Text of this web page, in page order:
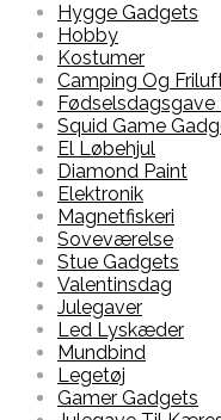
Hygge Gadgets
Hobby
Kostumer
Camping Og
Fødselsdagsgave
Squid Game
El Løbehjul
Diamond Paint
Elektronik
Magnetfiskeri
Soveværelse
Stue Gadgets
Valentinsdag
Julegaver
Led Lyskæder
Mundbind
Legetøj
Gamer Gadgets